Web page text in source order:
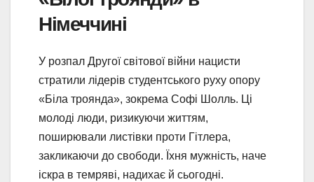
Німеччині
У розпал Другої світової війни нацисти
стратили лідерів студентського руху опору
«Біла троянда», зокрема Софі Шолль. Ці
молоді люди, ризикуючи життям,
поширювали листівки проти Гітлера,
закликаючи до свободи. Їхня мужність, наче
іскра в темряві, надихає й сьогодні.